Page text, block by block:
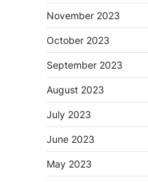
November 2023
October 2023
September 2023
August 2023
July 2023
June 2023
May 2023